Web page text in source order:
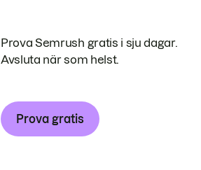
Prova Semrush gratis i sju dagar.
Avsluta när som helst.
Prova gratis